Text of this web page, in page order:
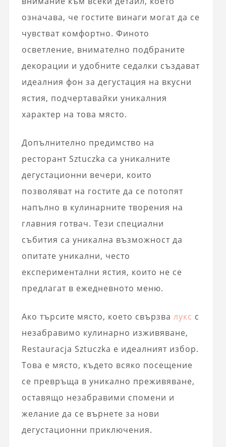
означава, че гостите винаги могат да се
чувстват комфортно. Финото
осветление, внимателно подбраните
декорации и удобните седалки създават
идеалния фон за дегустация на вкусни
ястия, подчертавайки уникалния
характер на това място.
Допълнително предимство на
ресторант Sztuczka са уникалните
дегустационни вечери, които
позволяват на гостите да се потопят
напълно в кулинарните творения на
главния готвач. Тези специални
събития са уникална възможност да
опитате уникални, често
експериментални ястия, които не се
предлагат в ежедневното меню.
Ако търсите място, което свързва лукс с
незабравимо кулинарно изживяване,
Restauracja Sztuczka е идеалният избор.
Това е място, където всяко посещение
се превръща в уникално преживяване,
оставящо незабравими спомени и
желание да се върнете за нови
дегустационни приключения.